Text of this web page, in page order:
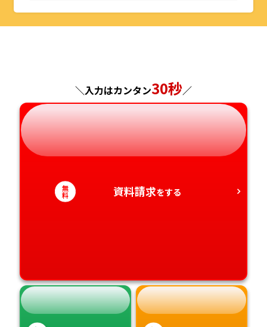
山形県
千葉県
福井県
静岡県
京都府
奈良県
和歌山県
島根県
山口県
徳島県
福岡県
熊本県
大分県
＼入力はカンタン30秒／
無
料 資料請求をする